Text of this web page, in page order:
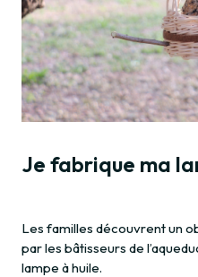
Je fabrique ma
Les familles découvrent un
par les bâtisseurs de
lampe à huile.